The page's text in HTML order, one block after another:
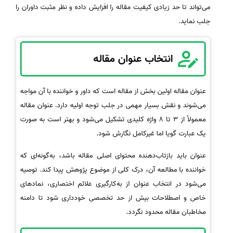
می‌تواند تا حد زیادی کیفیت مقاله را افزایش داده و نظر مثبت داوران را
جلب نماید.
انتخاب عنوان مقاله
عنوان مقاله اولین بخش از مقاله است که داور و خواننده با آن مواجه
می‌شوند و نقش بسیار مهمی در جلب توجه اولیه دارد. عنوان مقاله
معمولاً از 3 تا 8 واژه کلیدی تشکیل می‌شود و بهتر است به صورت
یک عبارت گویا اما غیرکامل نگارش شود.
عنوان باید بازتاب‌دهنده محتوای اصلی مقاله باشد، به‌گونه‌ای که
خواننده با مطالعه آن، درک کلی از موضوع پژوهش پیدا کند. توصیه
می‌شود در انتخاب عنوان از به‌کارگیری علائم اختصاری، نمادهای
خاص و اصطلاحات بیش از حد تخصصی خودداری شود تا دامنه
مخاطبان مقاله محدود نگردد.